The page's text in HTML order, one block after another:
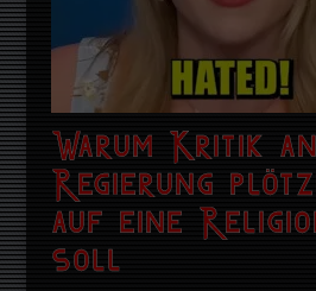
Warum Kritik
Regierung
auf eine
soll